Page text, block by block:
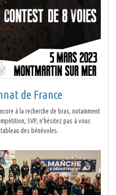
de France
à la recherche de bras, notamment
SVP, n’hésitez pas à vous
des bénévoles.